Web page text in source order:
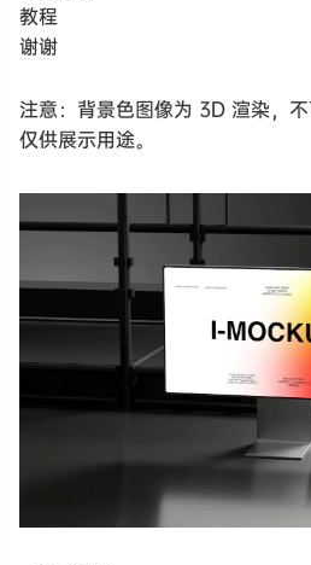
教程
谢谢
注意：背景色图像为 3D 渲染，
仅供展示用途。